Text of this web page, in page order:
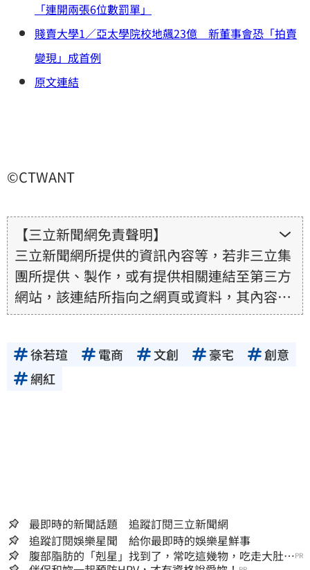
「連開兩張6位數罰單」
賤賣大學1／亞太學院校地飆23億 新董事會恐「拍賣
變現」成首例
原文連結
©CTWANT
【三立新聞網免責聲明】
三立新聞網所提供的資訊內容等，若非三立集
團所提供、製作，或有提供相關連結至第三方
網站，該連結所指向之網頁或資料，其內容均
為所連結網站提供，相關權利均為該網站、內
其真實性、正確性、即時性、完整性或合法
性。三立新聞網所提供的資訊內容，若其著作
徐若瑄 電商 文創 豪宅
創意
網紅
最即時的新聞話題 追蹤訂閱三立新聞網
追蹤訂閱娛樂星聞 給你最即時的娛樂星鮮事
腹部脂肪的「剋星」找到了，常吃這幾物，吃走大肚
PR